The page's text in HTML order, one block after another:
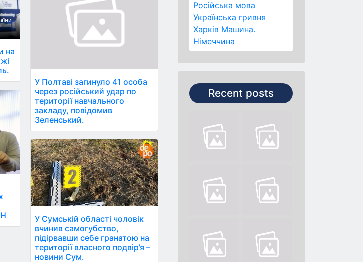
Російська мова
Українська гривня
Харків Машина.
Німеччина
Recent posts
на
У Полтаві загинуло 41 особа
через російський удар по
території навчального
закладу, повідомив
Зеленський.
У Сумській області чоловік
вчинив самогубство,
підірвавши себе гранатою на
території власного подвір’я –
новини Сум.